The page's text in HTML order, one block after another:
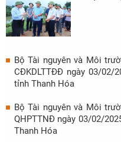
Bộ Tài nguyên và Môi
CĐKDLTTĐĐ ngày 03/
tỉnh Thanh Hóa
Bộ Tài nguyên và Môi
QHPTTNĐ ngày 03/02/
Thanh Hóa